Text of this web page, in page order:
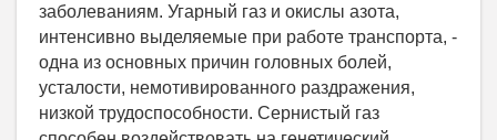
заболеваниям. Угарный газ и окислы азота,
интенсивно выделяемые при работе транспорта, -
одна из основных причин головных болей,
усталости, немотивированного раздражения,
низкой трудоспособности. Сернистый газ